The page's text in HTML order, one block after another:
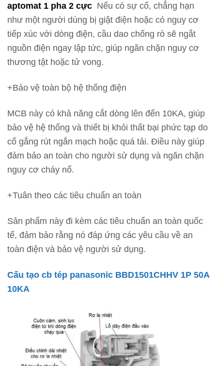
aptomat 1 pha 2 cực Nếu có sự cố, chẳng hạn
như một người dùng bị giật điện hoặc có nguy cơ
tiếp xúc với dòng điện, cầu dao chống rò sẽ ngắt
nguồn điện ngay lập tức, giúp ngăn chặn nguy cơ
thương tật hoặc tử vong.
+Bảo vệ toàn bộ hệ thống điện
MCB này có khả năng cắt dòng lên đến 10KA, giúp
bảo vệ hệ thống và thiết bị khỏi thất bại phức tạp do
cố gắng rút ngắn mạch hoặc quá tải. Điều này giúp
đảm bảo an toàn cho người sử dụng và ngăn chặn
nguy cơ cháy nổ.
+Tuân theo các tiêu chuẩn an toàn
Sản phẩm này đi kèm các tiêu chuẩn an toàn quốc
tế, đảm bảo rằng nó đáp ứng các yêu cầu về an
toàn điện và bảo vệ người sử dụng.
Cấu tạo cb tép panasonic BBD1501CHHV 1P 50A
10KA